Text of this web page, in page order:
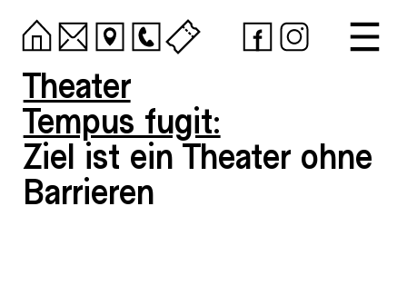
Theater
Tempus fugit:
Ziel ist ein Theater ohne
Barrieren